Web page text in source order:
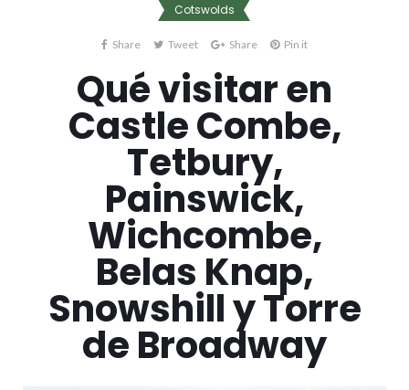
Cotswolds
Share Tweet Share Pin it
Qué visitar en
Castle Combe,
Tetbury,
Painswick,
Wichcombe,
Belas Knap,
Snowshill y Torre
de Broadway